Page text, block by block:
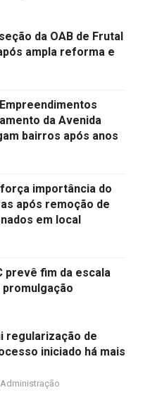
da OAB de Frutal
ampla reforma e
da Avenida
bairros após anos
importância do
após remoção de
em local
prevê fim da escala
promulgação
regularização de
iniciado há mais
Administração